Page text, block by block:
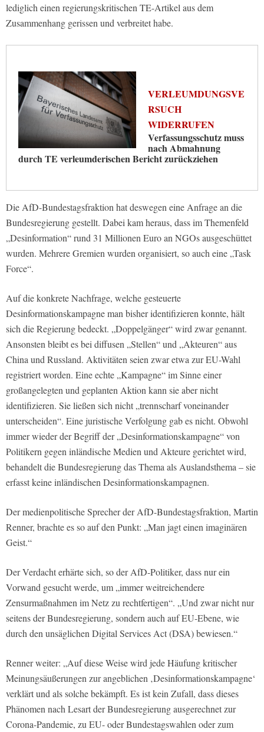
lediglich einen regierungskritischen TE-Artikel aus dem
Zusammenhang gerissen und verbreitet habe.
VERLEUMDUNGSVE
RSUCH
WIDERRUFEN
Verfassungsschutz muss
nach Abmahnung
durch TE verleumderischen Bericht zurückziehen
Die AfD-Bundestagsfraktion hat deswegen eine Anfrage an die
Bundesregierung gestellt. Dabei kam heraus, dass im Themenfeld
„Desinformation“ rund 31 Millionen Euro an NGOs ausgeschüttet
wurden. Mehrere Gremien wurden organisiert, so auch eine „Task
Force“.
Auf die konkrete Nachfrage, welche gesteuerte
Desinformationskampagne man bisher identifizieren konnte, hält
sich die Regierung bedeckt. „Doppelgänger“ wird zwar genannt.
Ansonsten bleibt es bei diffusen „Stellen“ und „Akteuren“ aus
China und Russland. Aktivitäten seien zwar etwa zur EU-Wahl
registriert worden. Eine echte „Kampagne“ im Sinne einer
großangelegten und geplanten Aktion kann sie aber nicht
identifizieren. Sie ließen sich nicht „trennscharf voneinander
unterscheiden“. Eine juristische Verfolgung gab es nicht. Obwohl
immer wieder der Begriff der „Desinformationskampagne“ von
Politikern gegen inländische Medien und Akteure gerichtet wird,
behandelt die Bundesregierung das Thema als Auslandsthema – sie
erfasst keine inländischen Desinformationskampagnen.
Der medienpolitische Sprecher der AfD-Bundestagsfraktion, Martin
Renner, brachte es so auf den Punkt: „Man jagt einen imaginären
Geist.“
Der Verdacht erhärte sich, so der AfD-Politiker, dass nur ein
Vorwand gesucht werde, um „immer weitreichendere
Zensurmaßnahmen im Netz zu rechtfertigen“. „Und zwar nicht nur
seitens der Bundesregierung, sondern auch auf EU-Ebene, wie
durch den unsäglichen Digital Services Act (DSA) bewiesen.“
Renner weiter: „Auf diese Weise wird jede Häufung kritischer
Meinungsäußerungen zur angeblichen ‚Desinformationskampagne‘
verklärt und als solche bekämpft. Es ist kein Zufall, dass dieses
Phänomen nach Lesart der Bundesregierung ausgerechnet zur
Corona-Pandemie, zu EU- oder Bundestagswahlen oder zum